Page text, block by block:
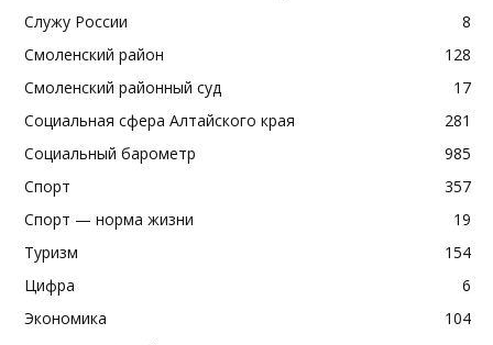
Служу России
8
Смоленский район
128
Смоленский районный суд
17
Социальная сфера Алтайского края
281
Социальный барометр
985
Спорт
357
Спорт — норма жизни
19
Туризм
154
Цифра
6
Экономика
104